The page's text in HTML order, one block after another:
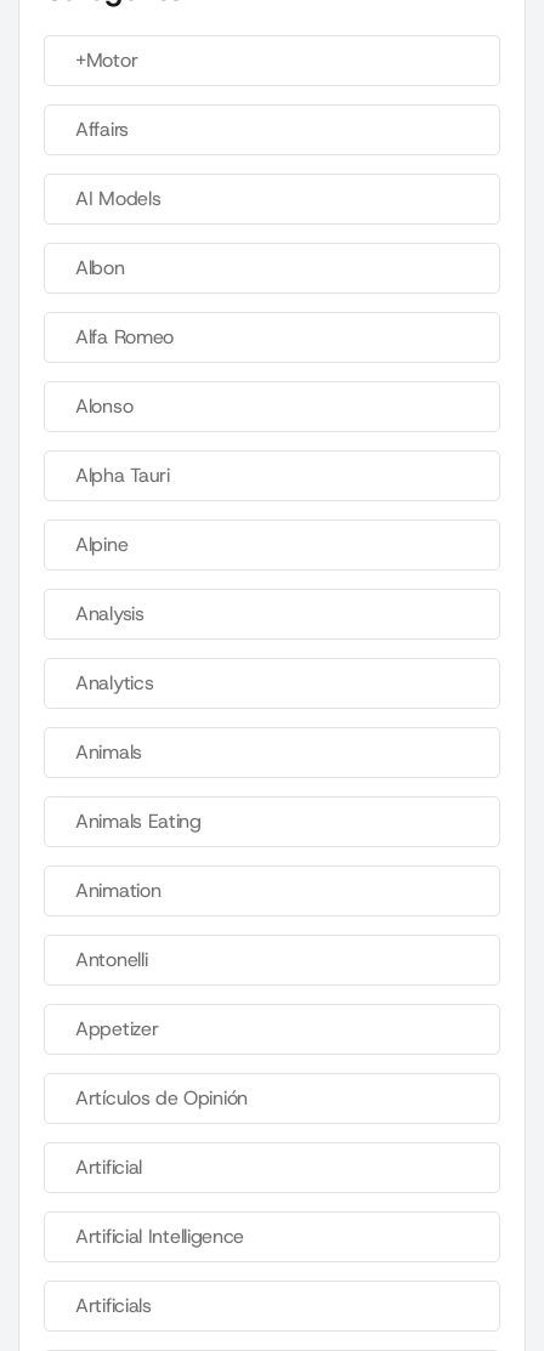
+Motor
Affairs
AI Models
Albon
Alfa Romeo
Alonso
Alpha Tauri
Alpine
Analysis
Analytics
Animals
Animals Eating
Animation
Antonelli
Appetizer
Artículos de Opinión
Artificial
Artificial Intelligence
Artificials